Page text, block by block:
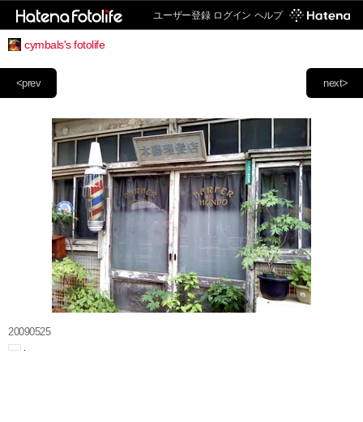
ユーザー登録 ログイン ヘルプ
cymbals's fotolife
next>
<prev
20090525